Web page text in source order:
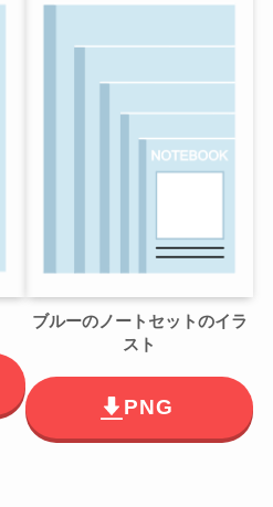
ブルーのノートセットのイラ
スト
PNG